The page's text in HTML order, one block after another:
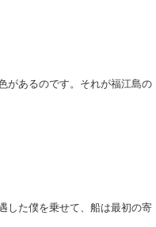
があるのです。それが福江島の
した僕を乗せて、船は最初の寄